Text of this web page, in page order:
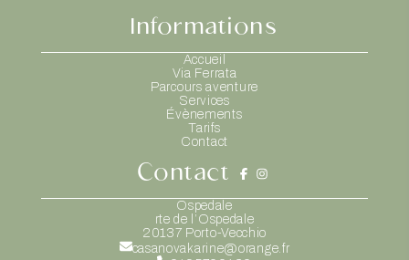
Informations
Accueil
Via Ferrata
Parcours aventure
Services
Évènements
Tarifs
Contact
Contact
Ospedale
rte de l’Ospedale
20137 Porto-Vecchio
casanovakarine@orange.fr